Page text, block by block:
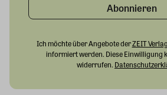
Abonnieren
Ich möchte über Angebote derZEIT
informiert werden. Diese Einwilligung
widerrufen.